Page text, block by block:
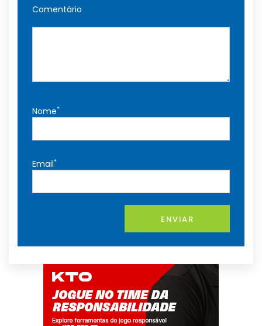
Comentário
Nome*
Email*
ENVIAR